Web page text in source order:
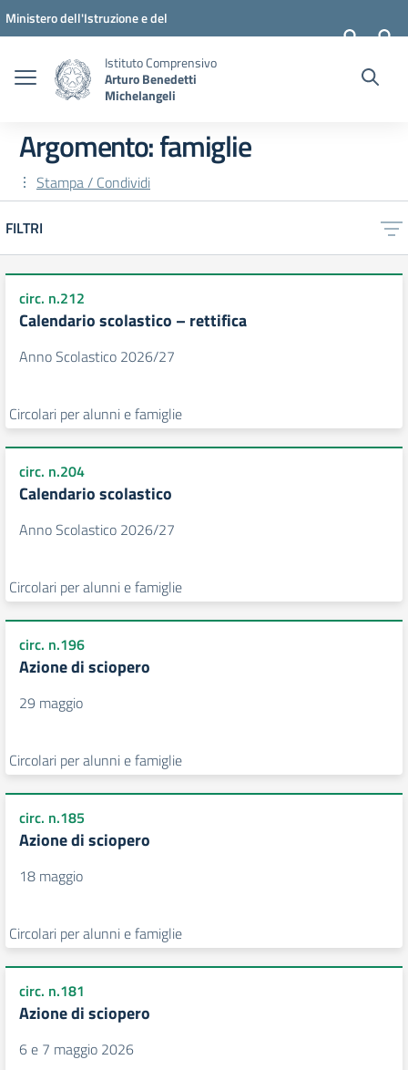
Vai ai contenuti
Vai al menu di navigazione
Vai al footer
Ministero dell'Istruzione e del
Istituto Comprensivo
Arturo Benedetti
Michelangeli
Argomento: famiglie
Stampa / Condividi
FILTRI
circ. n.212
Calendario scolastico – rettifica
Anno Scolastico 2026/27
Circolari per alunni e famiglie
circ. n.204
Calendario scolastico
Anno Scolastico 2026/27
Circolari per alunni e famiglie
circ. n.196
Azione di sciopero
29 maggio
Circolari per alunni e famiglie
circ. n.185
Azione di sciopero
18 maggio
Circolari per alunni e famiglie
circ. n.181
Azione di sciopero
6 e 7 maggio 2026